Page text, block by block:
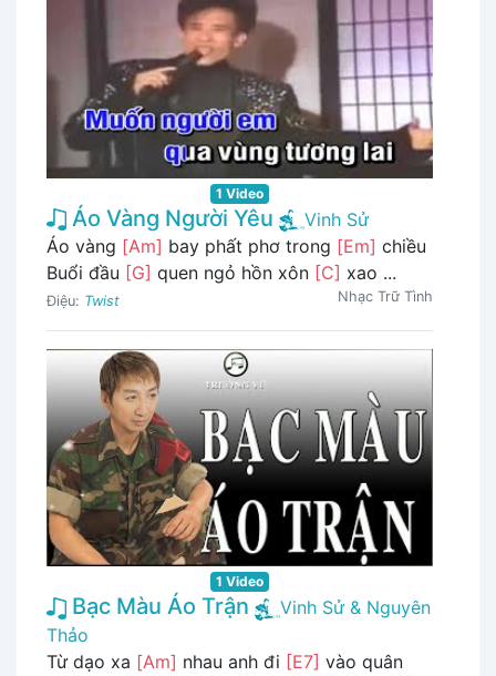
1 Video
Áo Vàng Người Yêu
Vinh Sử
Áo vàng [Am] bay phất phơ trong [Em] chiều
Buổi đầu [G] quen ngỏ hồn xôn [C] xao ...
Điệu: Twist Nhạc Trữ Tình
1 Video
Bạc Màu Áo Trận
Vinh Sử & Nguyên
Thảo
Từ dạo xa [Am] nhau anh đi [E7] vào quân